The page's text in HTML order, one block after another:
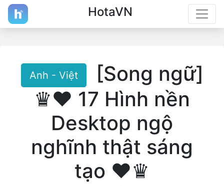
HotaVN
Anh - Việt
[Song ngữ]
♛♥ 17 Hình nền
Desktop ngộ
nghĩnh thật sáng
tạo ♥♛